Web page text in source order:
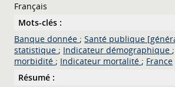
Français
Mots-clés :
Banque donnée ; Santé publique
statistique ; Indicateur démographique ;
morbidité ; Indicateur mortalité ; France
Résumé :